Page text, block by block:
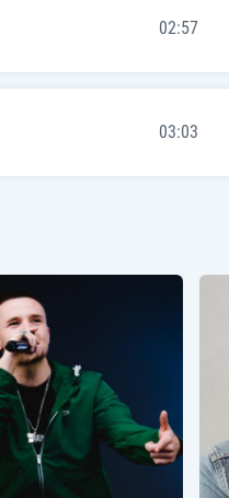
02:57
03:03